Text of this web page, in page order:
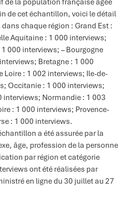
de cet échantillon, voici le détail
chaque région : Grand Est :
Aquitaine : 1 000 interviews;
000 interviews; – Bourgogne
Bretagne : 1 000
Loire : 1 002 interviews; Ile-de-
Occitanie : 1 000 interviews;
interviews; Normandie : 1 003
: 1 000 interviews; Provence-
: 1 000 interviews.
a été assurée par la
âge, profession de la personne
par région et catégorie
ont été réalisées par
en ligne du 30 juillet au 27